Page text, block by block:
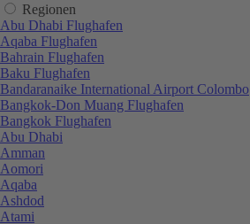
Regionen
Abu Dhabi Flughafen
Aqaba Flughafen
Bahrain Flughafen
Baku Flughafen
Bandaranaike International Airport Colombo
Bangkok-Don Muang Flughafen
Bangkok Flughafen
Abu Dhabi
Amman
Aomori
Aqaba
Ashdod
Atami